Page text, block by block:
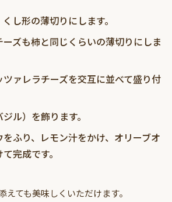
し形の薄切りにします。
ズも柿と同じくらいの薄切りにしま
ァレラチーズを交互に並べて盛り付
ル）を飾ります。
ふり、レモン汁をかけ、オリーブオ
完成です。
えても美味しくいただけます。